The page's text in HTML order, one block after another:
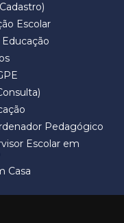
Escolar
Pedagógico
Escolar em
Casa